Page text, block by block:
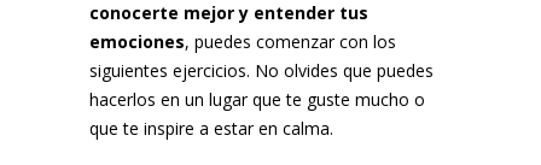
conocerte mejor y entender tus
emociones, puedes comenzar con los
siguientes ejercicios. No olvides que puedes
hacerlos en un lugar que te guste mucho o
que te inspire a estar en calma.